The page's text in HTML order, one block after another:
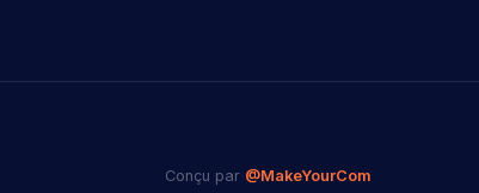
Conçu par @MakeYourCom